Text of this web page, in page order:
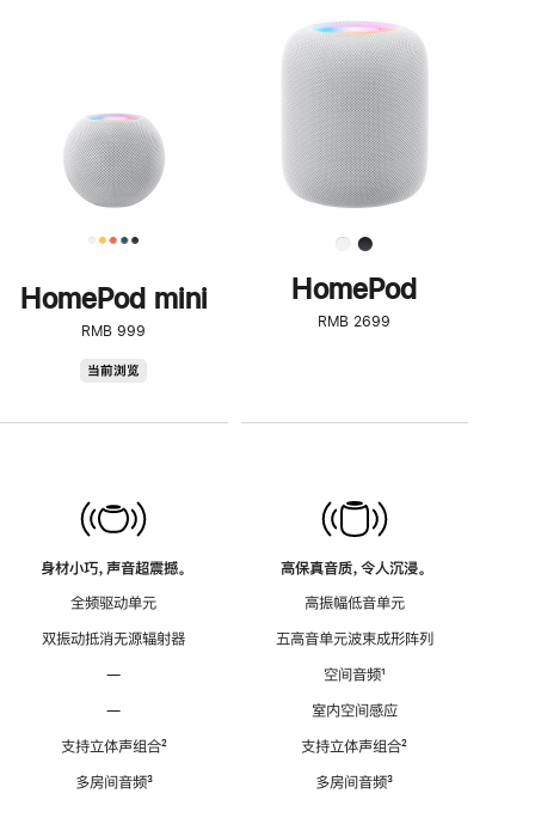
HomePod mini
RMB 999
当前浏览
身材小巧，声音超震撼。
全频驱动单元
双振动抵消无源辐射器
—
—
支持立体声组合脚
²
多房间音频脚
³
步
了
解
HomePod<
HomePod
RMB 2699
高保真音质，令人沉浸。
高振幅低音单元
五高音单元波束成形阵列
空间音频脚
¹
室内空间感应
支持立体声组合脚
²
多房间音频脚
³